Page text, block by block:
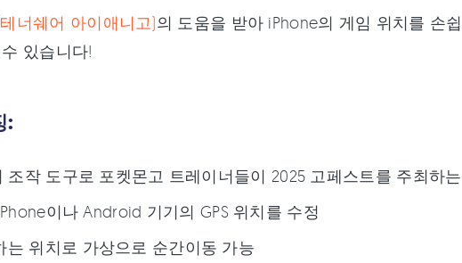
너쉐어 아이애니고)의 도움을 받아 iPhone의 게임 위치를 손
있습니다!
:
조작 도구로 포켓몬고 트레이너들이 2025 고페스트를 주최하
이나 Android 기기의 GPS 위치를 수정
는 위치로 가상으로 순간이동 가능